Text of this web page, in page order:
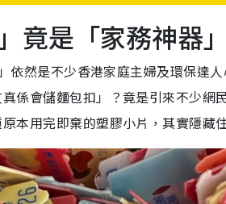
竟是「家務神器」
依然是不少香港家庭主婦及環保達
係會儲麵包扣」？竟是引來不少網
本用完即棄的塑膠小片，其實隱藏